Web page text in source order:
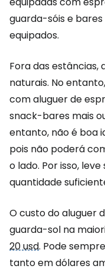
guarda-sóis e
equipados.
Fora das estâncias,
naturais. No
com aluguer de
snack-bares mais
entanto, não é boa
pois não poderá
o lado. Por isso,
quantidade
O custo do aluguer
guarda-sol na
20 usd. Pode
tanto em dólares